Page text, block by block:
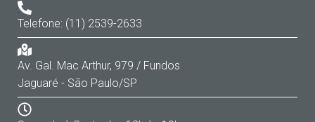
Telefone: (11) 2539-2633
Av. Gal. Mac Arthur, 979 / Fundos
Jaguaré - São Paulo/SP